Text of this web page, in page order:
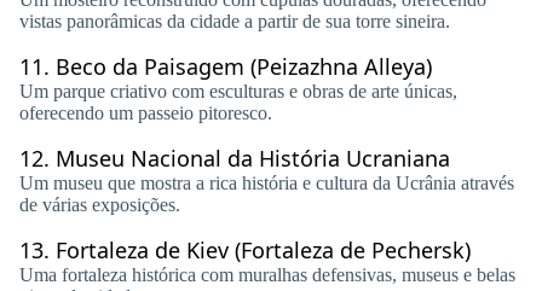
vistas panorâmicas da cidade a partir de sua torre sineira.
11. Beco da Paisagem (Peizazhna Alleya)
Um parque criativo com esculturas e obras de arte únicas,
oferecendo um passeio pitoresco.
12. Museu Nacional da História Ucraniana
Um museu que mostra a rica história e cultura da Ucrânia através
de várias exposições.
13. Fortaleza de Kiev (Fortaleza de Pechersk)
Uma fortaleza histórica com muralhas defensivas, museus e belas